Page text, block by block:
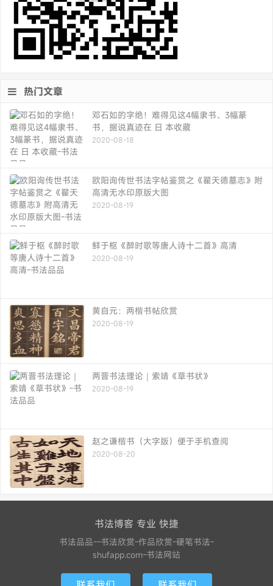
热门文章
邓石如的字绝！难得见这4幅隶书、3幅篆
书，据说真迹在 日 本收藏
2020-08-18
欧阳询传世书法字帖鉴赏之《翟天德墓志》附
高清无水印原版大图
2020-08-19
鲜于枢《醉时歌等唐人诗十二首》高清
2020-08-19
黄自元：两楷书帖欣赏
2020-08-19
两晋书法理论｜索靖《草书状》
2020-08-19
赵之谦楷书（大字版）便于手机查阅
2020-08-20
书法博客 专业 快捷
书法品品--书法欣赏-作品欣赏-硬笔书法-
shufapp.com-书法网站